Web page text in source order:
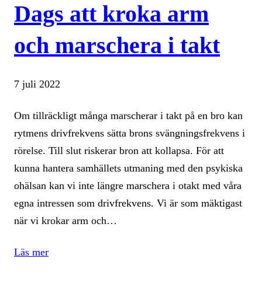
Dags att kroka arm
och marschera i takt
7 juli 2022
Om tillräckligt många marscherar i takt på en bro kan
rytmens drivfrekvens sätta brons svängningsfrekvens i
rörelse. Till slut riskerar bron att kollapsa. För att
kunna hantera samhällets utmaning med den psykiska
ohälsan kan vi inte längre marschera i otakt med våra
egna intressen som drivfrekvens. Vi är som mäktigast
när vi krokar arm och…
Läs mer